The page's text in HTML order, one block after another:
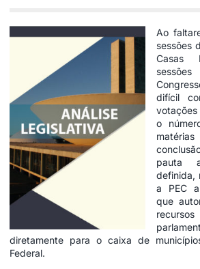
Ao
sessões
Casas
difícil
votações
o
pauta
definida,
a PEC
que
diretamente para o caixa de
Federal.